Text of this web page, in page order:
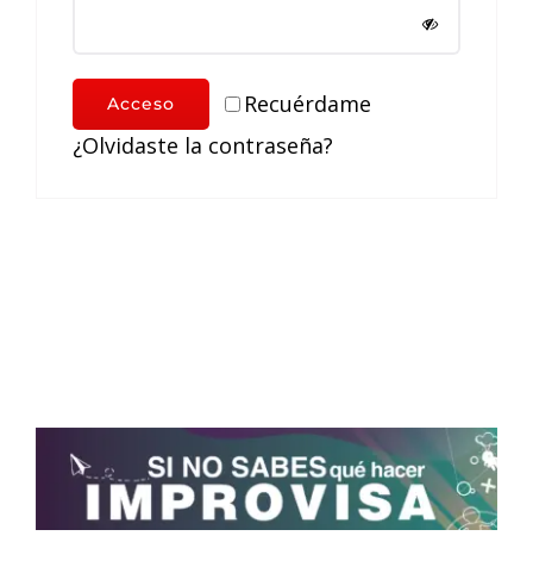
Recuérdame
Acceso
¿Olvidaste la contraseña?